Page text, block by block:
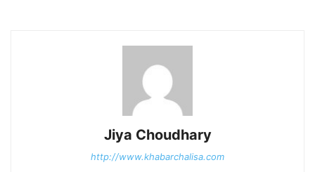
Jiya Choudhary
http://www.khabarchalisa.com